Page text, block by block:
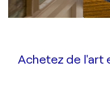
Achetez de l'art